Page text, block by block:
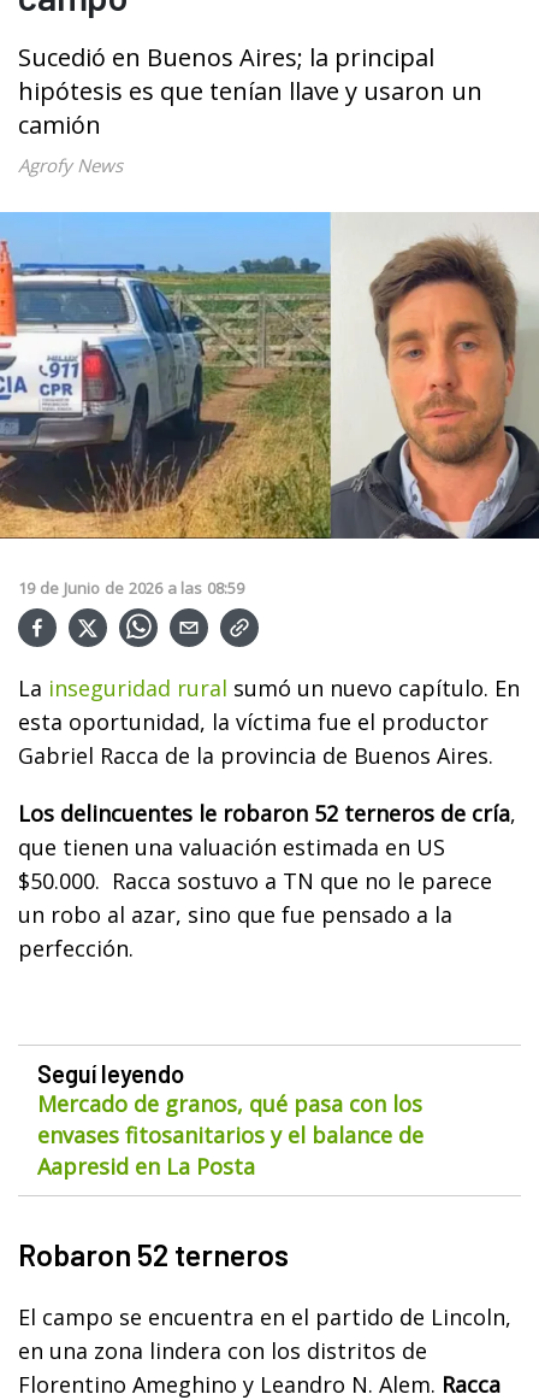
Sucedió en Buenos Aires; la principal
hipótesis es que tenían llave y usaron un
camión
Agrofy News
19 de Junio de 2026 a las 08:59
La inseguridad rural sumó un nuevo capítulo. En
esta oportunidad, la víctima fue el productor
Gabriel Racca de la provincia de Buenos Aires.
Los delincuentes le robaron 52 terneros de cría,
que tienen una valuación estimada en US
$50.000. Racca sostuvo a TN que no le parece
un robo al azar, sino que fue pensado a la
perfección.
Seguí leyendo
Mercado de granos, qué pasa con los
envases fitosanitarios y el balance de
Aapresid en La Posta
Robaron 52 terneros
El campo se encuentra en el partido de Lincoln,
en una zona lindera con los distritos de
Florentino Ameghino y Leandro N. Alem. Racca